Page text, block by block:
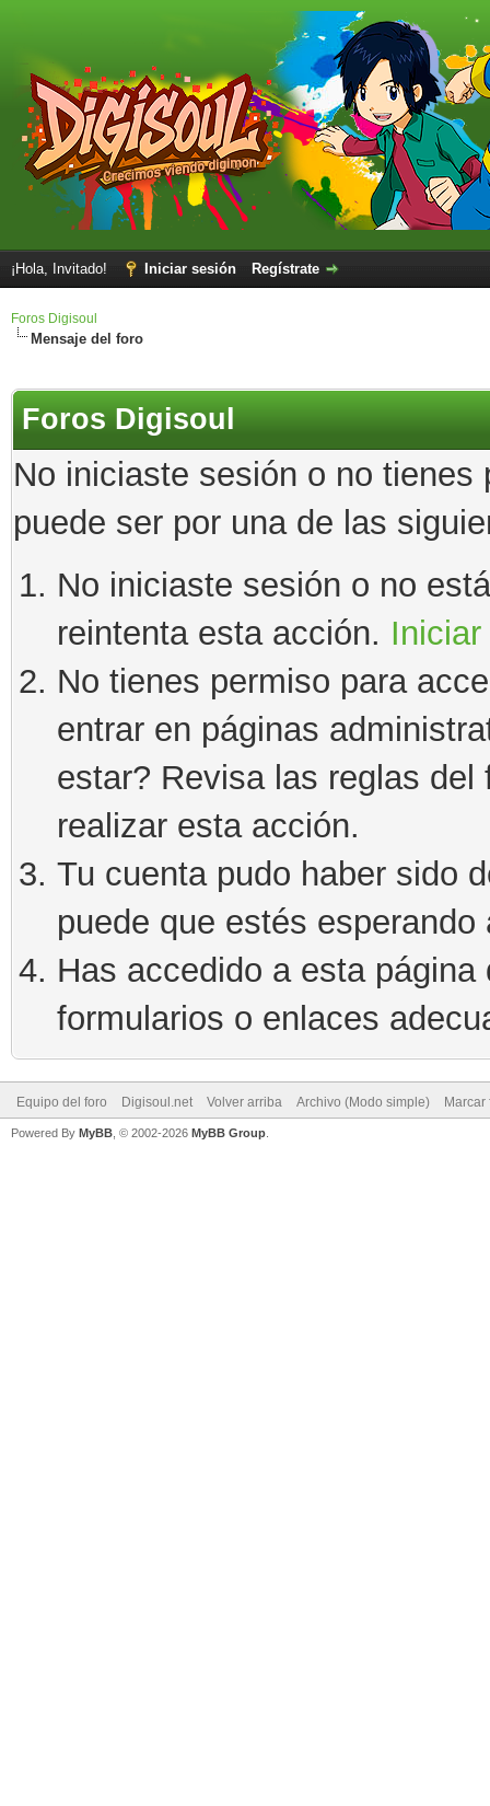
¡Hola, Invitado! Iniciar sesión Regístrate
Foros Digisoul
Mensaje del foro
Foros Digisoul
No iniciaste sesión o no
puede ser por una de las
No iniciaste sesión o no
reintenta esta acción.
No tienes permiso para
entrar en páginas
estar? Revisa las reglas
realizar esta acción.
Tu cuenta pudo haber sido
puede que estés esperando
Has accedido a esta
formularios o enlaces
Equipo del foro Digisoul.net Volver arriba Archivo (Modo simple)
Powered By MyBB , © 2002-2026 MyBB Group